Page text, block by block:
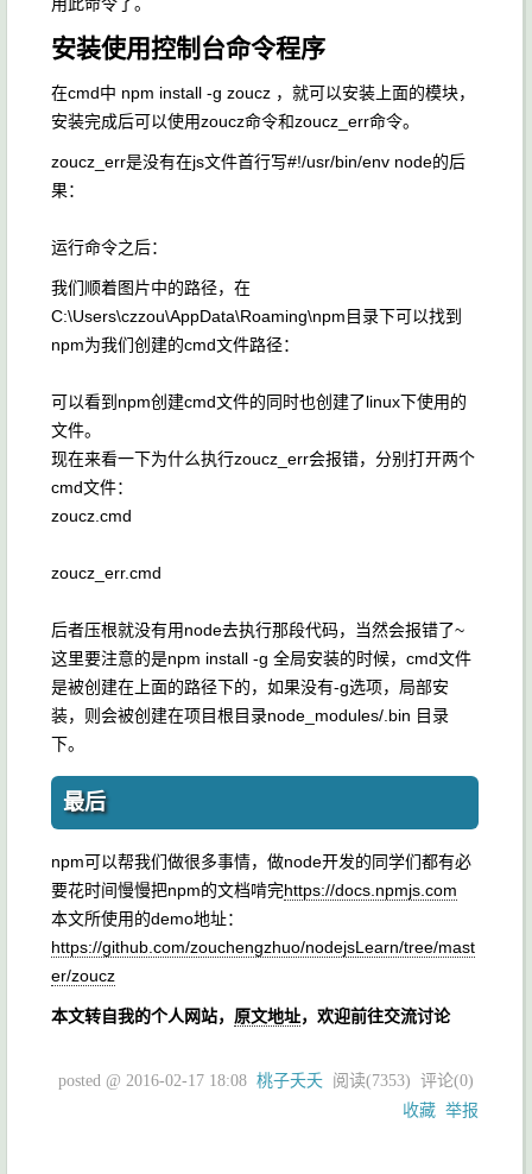
安装使用控制台命令程序
在cmd中 npm install -g zoucz ，就可以安装上面的模块，
安装完成后可以使用zoucz命令和zoucz_err命令。
zoucz_err是没有在js文件首行写#!/usr/bin/env node的后
果：
运行命令之后：
我们顺着图片中的路径，在
C:\Users\czzou\AppData\Roaming\npm目录下可以找到
npm为我们创建的cmd文件路径：
可以看到npm创建cmd文件的同时也创建了linux下使用的
文件。
现在来看一下为什么执行zoucz_err会报错，分别打开两个
cmd文件：
zoucz.cmd
zoucz_err.cmd
后者压根就没有用node去执行那段代码，当然会报错了~
这里要注意的是npm install -g 全局安装的时候，cmd文件
是被创建在上面的路径下的，如果没有-g选项，局部安
装，则会被创建在项目根目录node_modules/.bin 目录
下。
最后
npm可以帮我们做很多事情，做node开发的同学们都有必
要花时间慢慢把npm的文档啃完https://docs.npmjs.com
本文所使用的demo地址：
https://github.com/zouchengzhuo/nodejsLearn/tree/mast
er/zoucz
本文转自我的个人网站， 原文地址，欢迎前往交流讨论
posted @ 2016-02-17 18:08 桃子夭夭 阅读(7353) 评论(0)
收藏 举报